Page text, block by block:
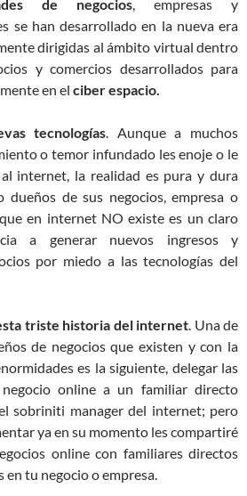
de negocios, empresas y
se han desarrollado en la nueva era
dirigidas al ámbito virtual dentro
y comercios desarrollados para
en el ciber espacio.
tecnologías. Aunque a muchos
o temor infundado les enoje o le
internet, la realidad es pura y dura
dueños de sus negocios, empresa o
en internet NO existe es un claro
a generar nuevos ingresos y
por miedo a las tecnologías del
triste historia del internet. Una de
de negocios que existen y con la
es la siguiente, delegar las
negocio online a un familiar directo
sobriniti manager del internet; pero
ya en su momento les compartiré
online con familiares directos
en tu negocio o empresa.